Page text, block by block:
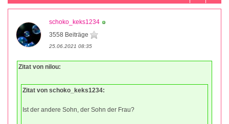
schoko_keks1234
3558 Beiträge
25.06.2021 08:35
Zitat von nilou:
Zitat von schoko_keks1234:
Ist der andere Sohn, der Sohn der Frau?